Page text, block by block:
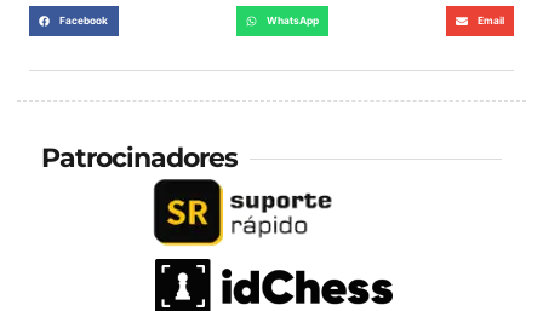
Facebook WhatsApp Email
Patrocinadores